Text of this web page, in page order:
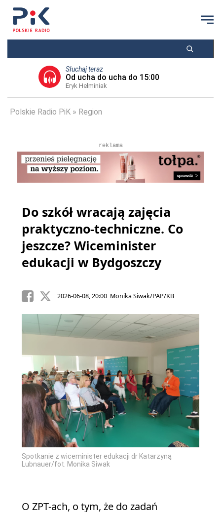
Słuchaj teraz
Od ucha do ucha do 15:00
Eryk Hełminiak
Polskie Radio PiK Region
reklama
Do szkół wracają zajęcia
praktyczno-techniczne. Co
jeszcze? Wiceminister
edukacji w Bydgoszczy
2026-06-08, 20:00 Monika Siwak/PAP/KB
Spotkanie z wiceminister edukacji dr Katarzyną
Lubnauer/fot. Monika Siwak
O ZPT-ach, o tym, że do zadań